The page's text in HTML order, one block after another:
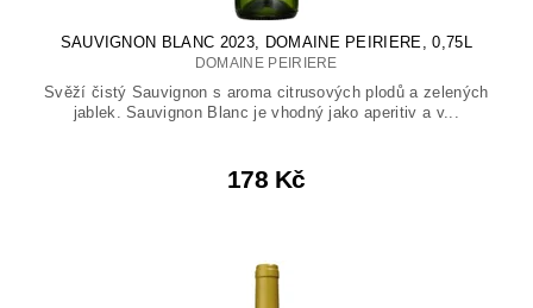
SAUVIGNON BLANC 2023, DOMAINE PEIRIERE, 0,75L
DOMAINE PEIRIERE
Svěží čistý Sauvignon s aroma citrusových plodů a zelených
jablek. Sauvignon Blanc je vhodný jako aperitiv a v...
178 Kč